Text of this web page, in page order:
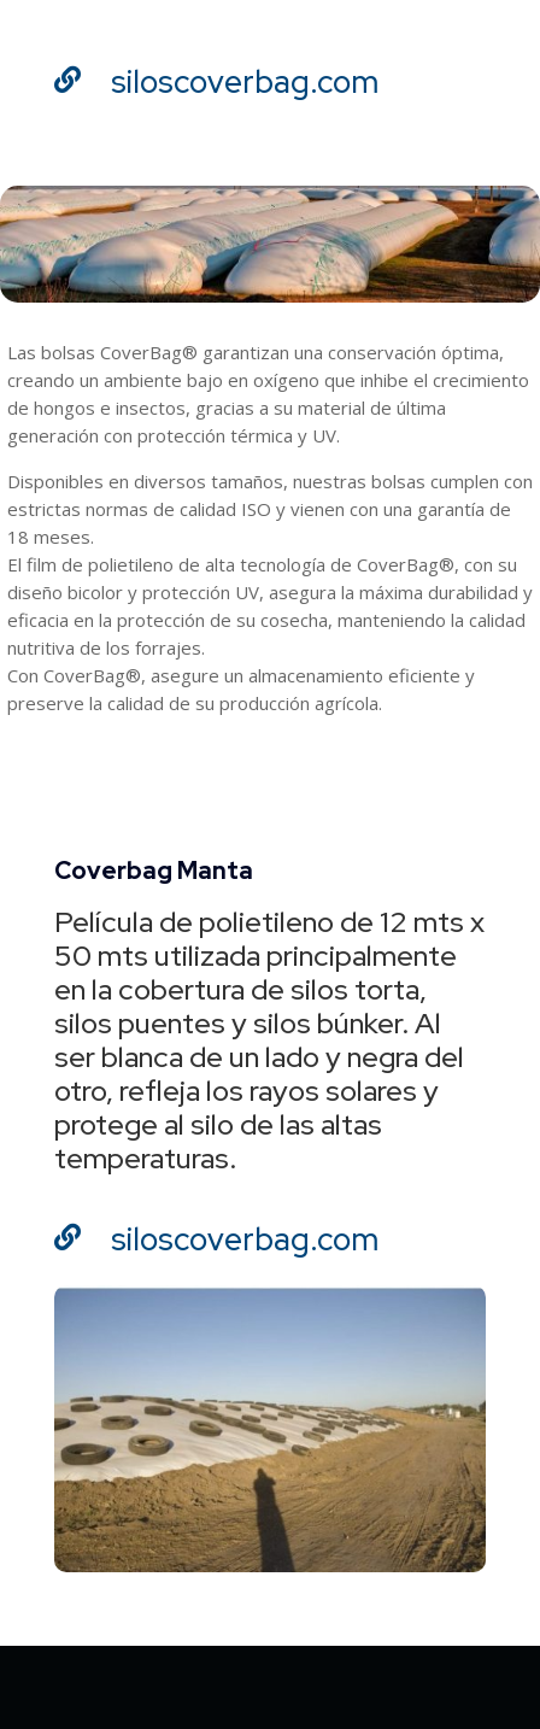
 siloscoverbag.com
Las bolsas CoverBag® garantizan una conservación óptima,
creando un ambiente bajo en oxígeno que inhibe el crecimiento
de hongos e insectos, gracias a su material de última
generación con protección térmica y UV.
Disponibles en diversos tamaños, nuestras bolsas cumplen con
estrictas normas de calidad ISO y vienen con una garantía de
18 meses.
El film de polietileno de alta tecnología de CoverBag®, con su
diseño bicolor y protección UV, asegura la máxima durabilidad y
eficacia en la protección de su cosecha, manteniendo la calidad
nutritiva de los forrajes.
Con CoverBag®, asegure un almacenamiento eficiente y
preserve la calidad de su producción agrícola.
Coverbag Manta
Película de polietileno de 12 mts x
50 mts utilizada principalmente
en la cobertura de silos torta,
silos puentes y silos búnker. Al
ser blanca de un lado y negra del
otro, refleja los rayos solares y
protege al silo de las altas
temperaturas.
 siloscoverbag.com